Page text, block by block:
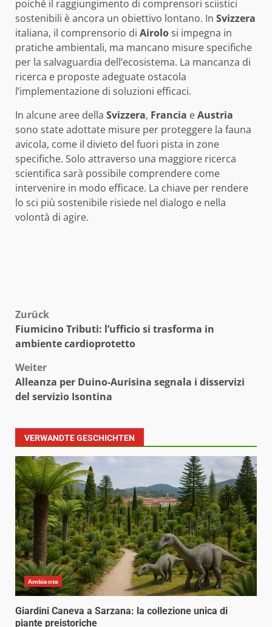
poiché il raggiungimento di comprensori sciistici
sostenibili è ancora un obiettivo lontano. In Svizzera
italiana, il comprensorio di Airolosi impegna in
pratiche ambientali, ma mancano misure specifiche
per la salvaguardia dell’ecosistema. La mancanza di
ricerca e proposte adeguate ostacola
l’implementazione di soluzioni efficaci.
In alcune aree della Svizzera, Francia eAustria
sono state adottate misure per proteggere la fauna
avicola, come il divieto del fuori pista in zone
specifiche. Solo attraverso una maggiore ricerca
scientifica sarà possibile comprendere come
intervenire in modo efficace. La chiave per rendere
lo sci più sostenibile risiede nel dialogo e nella
volontà di agire.
Beitragsnavigation
Zurück
Fiumicino Tributi: l’ufficio si trasforma in
ambiente cardioprotetto
Weiter
Alleanza per Duino-Aurisina segnala i disservizi
del servizio Isontina
VERWANDTE GESCHICHTEN
Ambiente
Giardini Caneva a Sarzana: la collezione unica di
piante preistoriche